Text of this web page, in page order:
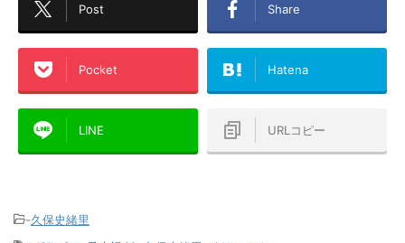
Post Share
Pocket Hatena
LINE URLコピー
-久保史緒里